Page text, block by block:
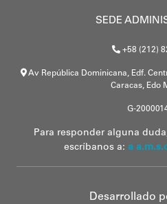
SEDE
+58 (212)
Av República Dominicana, Edf.
Caracas, Edo
G-
Para responder alguna
escríbanos a: a
Desarrollado